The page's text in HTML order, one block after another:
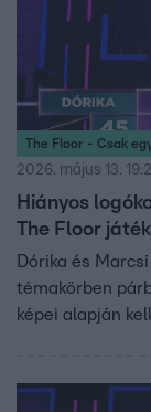
The Floor - Csak
2026. május 13.
Hiányos
The Floor
Dórika és
témakörben
képei alapján